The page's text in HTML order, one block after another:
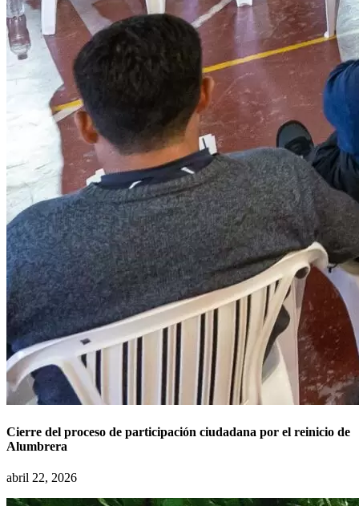
Cierre del proceso de participación ciudadana por el reinicio de
Alumbrera
abril 22, 2026